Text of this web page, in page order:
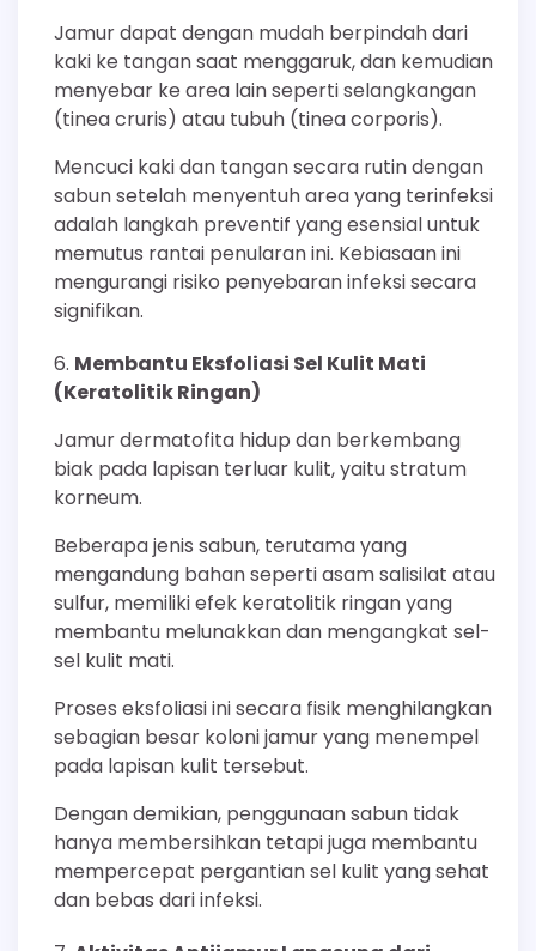
Jamur dapat dengan mudah berpindah dari
kaki ke tangan saat menggaruk, dan kemudian
menyebar ke area lain seperti selangkangan
(tinea cruris) atau tubuh (tinea corporis).
Mencuci kaki dan tangan secara rutin dengan
sabun setelah menyentuh area yang terinfeksi
adalah langkah preventif yang esensial untuk
memutus rantai penularan ini. Kebiasaan ini
mengurangi risiko penyebaran infeksi secara
signifikan.
Membantu Eksfoliasi Sel Kulit Mati
(Keratolitik Ringan)
Jamur dermatofita hidup dan berkembang
biak pada lapisan terluar kulit, yaitu stratum
korneum.
Beberapa jenis sabun, terutama yang
mengandung bahan seperti asam salisilat atau
sulfur, memiliki efek keratolitik ringan yang
membantu melunakkan dan mengangkat sel-
sel kulit mati.
Proses eksfoliasi ini secara fisik menghilangkan
sebagian besar koloni jamur yang menempel
pada lapisan kulit tersebut.
Dengan demikian, penggunaan sabun tidak
hanya membersihkan tetapi juga membantu
mempercepat pergantian sel kulit yang sehat
dan bebas dari infeksi.